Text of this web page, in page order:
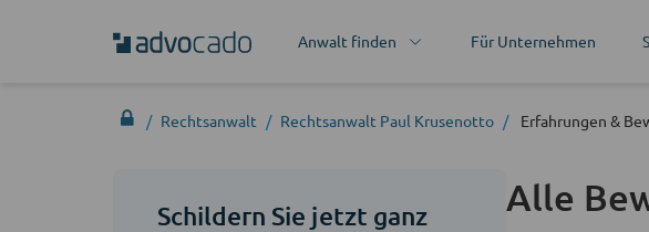
Anwalt finden Für Unternehmen
Rechtsanwalt Rechtsanwalt Paul Krusenotto Erfahrungen &
Schildern Sie jetzt ganz
Alle